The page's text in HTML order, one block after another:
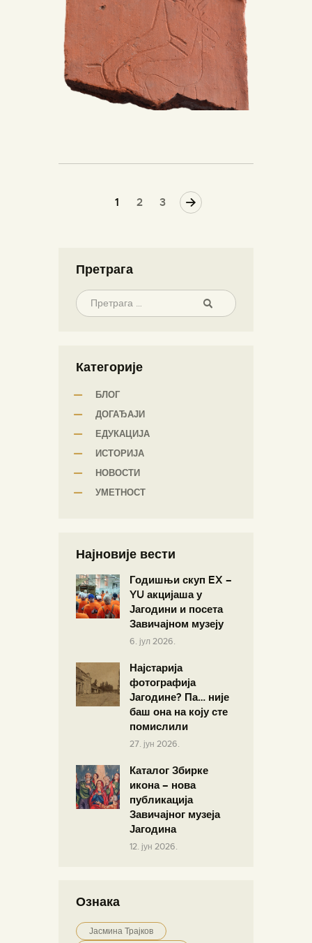
1 2 3
>
Претрага
Категорије
БЛОГ
ДОГАЂАЈИ
ЕДУКАЦИЈА
ИСТОРИЈА
НОВОСТИ
УМЕТНОСТ
Најновије вести
Годишњи скуп EX –
YU акцијаша у
Јагодини и посета
Завичајном музеју
6. јул 2026.
Најстарија
фотографија
Јагодине? Па… није
баш она на коју сте
помислили
27. јун 2026.
Каталог Збирке
икона – нова
публикација
Завичајног музеја
Јагодина
12. јун 2026.
Ознака
Јасмина Трајков